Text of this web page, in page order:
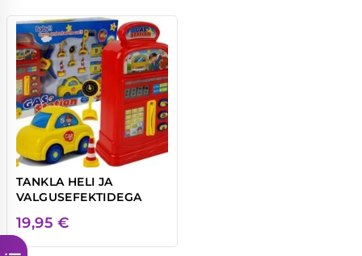
TANKLA HELI JA
VALGUSEFEKTIDEGA
19,95€